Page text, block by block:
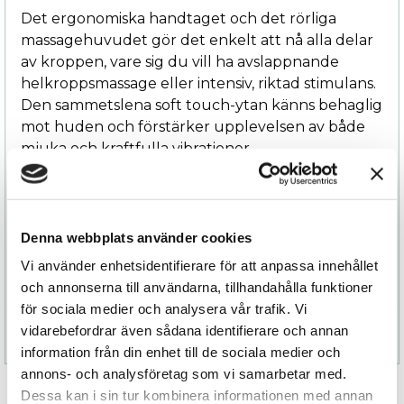
Denna webbplats använder cookies
Vi använder enhetsidentifierare för att anpassa innehållet
och annonserna till användarna, tillhandahålla funktioner
för sociala medier och analysera vår trafik. Vi
vidarebefordrar även sådana identifierare och annan
information från din enhet till de sociala medier och
annons- och analysföretag som vi samarbetar med.
Dessa kan i sin tur kombinera informationen med annan
Det ergonomiska handtaget och det rörliga
massagehuvudet gör det enkelt att nå alla delar
av kroppen, vare sig du vill ha avslappnande
helkroppsmassage eller intensiv, riktad stimulans.
Den sammetslena soft touch-ytan känns behaglig
mot huden och förstärker upplevelsen av både
mjuka och kraftfulla vibrationer.
Le Wand Plug-In är skapad för dig som söker en
pålitlig, kraftfull och alltid redo massage wand –
tillsammans med en partner. Förvaringspåse
medföljer för diskret och elegant förvaring.
Specifikation